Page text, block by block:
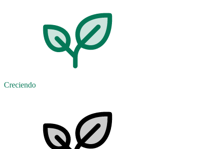
Creciendo